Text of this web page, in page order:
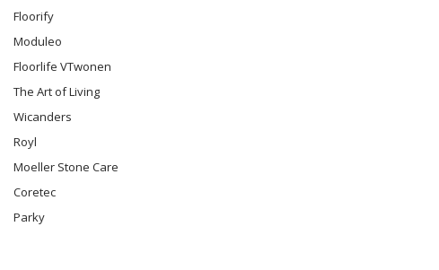
Floorify
Moduleo
Floorlife VTwonen
The Art of Living
Wicanders
Royl
Moeller Stone Care
Coretec
Parky